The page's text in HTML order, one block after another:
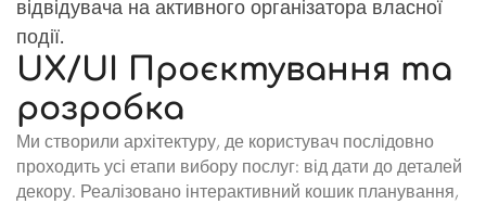
відвідувача на активного організатора власної
події.
UX/UI Проєктування та
розробка
Ми створили архітектуру, де користувач послідовно
проходить усі етапи вибору послуг: від дати до деталей
декору. Реалізовано інтерактивний кошик планування,